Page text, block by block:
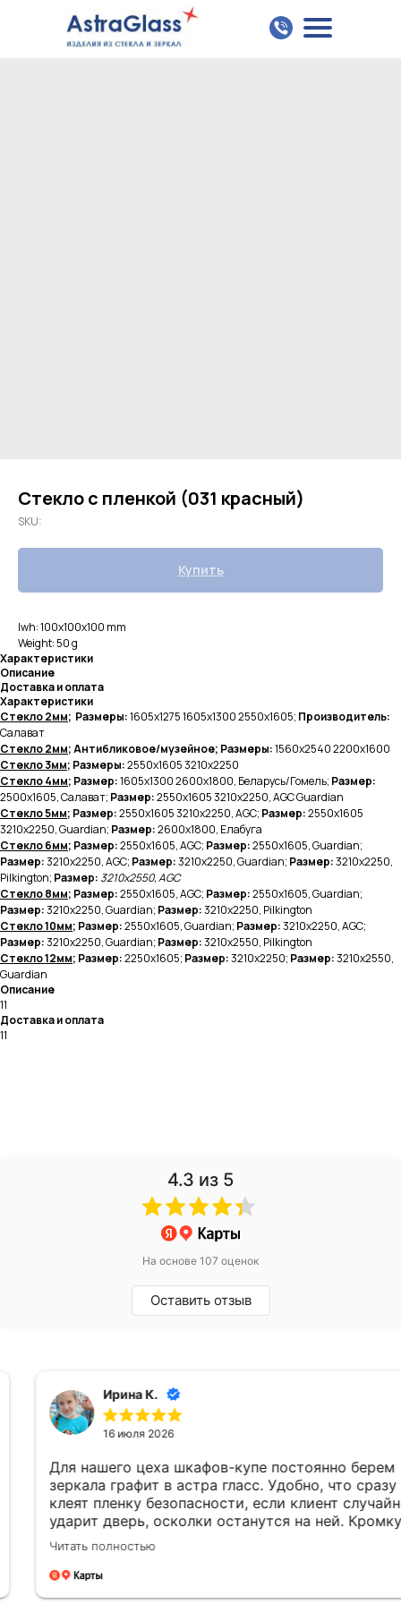
Стекло с пленкой (031 красный)
SKU:
Купить
lwh: 100x100x100 mm
Weight: 50 g
Характеристики
Описание
Доставка и оплата
Характеристики
Стекло 2мм; Размеры:1605х1275 1605х1300 2550х1605; Производитель:
Салават
Стекло 2мм; Антибликовое/музейное; Размеры:1560х2540 2200х1600
Стекло 3мм; Размеры:2550х16053210х2250
Стекло 4мм; Размер:1605х13002600х1800, Беларусь/Гомель; Размер:
2500х1605, Салават; Размер:2550х1605 3210х2250, AGC Guardian
Стекло 5мм; Размер:2550х1605 3210х2250, AGC; Размер:2550х1605
3210х2250, Guardian; Размер:2600х1800, Елабуга
Стекло 6мм; Размер:2550х1605, AGC; Размер:2550х1605, Guardian;
Размер:3210х2250, AGC; Размер:3210х2250, Guardian; Размер:3210х2250,
Pilkington; Размер: 3210х2550, AGC
Стекло 8мм; Размер:2550х1605, AGC; Размер:2550х1605, Guardian;
Размер:3210х2250, Guardian; Размер:3210х2250, Pilkington
Стекло 10мм; Размер:2550х1605, Guardian; Размер:3210х2250, AGC;
Размер:3210х2250, Guardian; Размер:3210х2550, Pilkington
Стекло 12мм; Размер:2250х1605; Размер:3210х2250; Размер:3210х2550,
Guardian
Описание
11
Доставка и оплата
11
4.3 из 5
На основе 107 оценок
Оставить отзыв
Ирина К.
16 июля 2026
Для нашего цеха шкафов-купе постоянно берем
зеркала графит в астра гласс. Удобно, что сразу
клеят пленку безопасности, если клиент случайно
ударит дверь, осколки останутся на ней. Кромку
мы даже не просим обрабатывать, она все равно
вовремя, без задержек.
Читать полностью